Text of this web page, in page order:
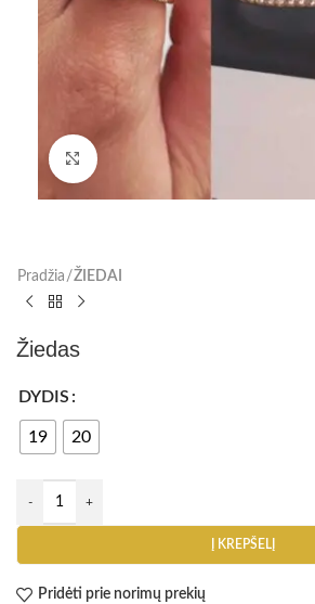
Paspauskite, kad padidinti
Pradžia ŽIEDAI
Žiedas
DYDIS
19 20
Į KREPŠELĮ
Pridėti prie norimų prekių